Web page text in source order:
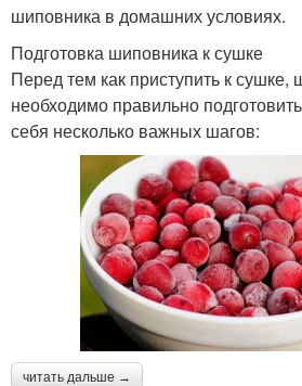
шиповника в домашних условиях.
Подготовка шиповника к сушке
Перед тем как приступить к сушке,
необходимо правильно
себя несколько важных шагов:
читать дальше →